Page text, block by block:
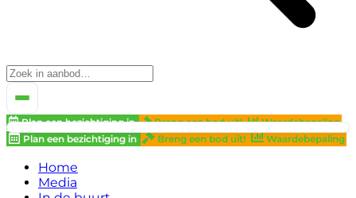
Plan een bezichtiging in Breng een bod uit!
Waardebepaling
Plan een bezichtiging in
Breng een bod uit! Waardebepaling
Home
Media